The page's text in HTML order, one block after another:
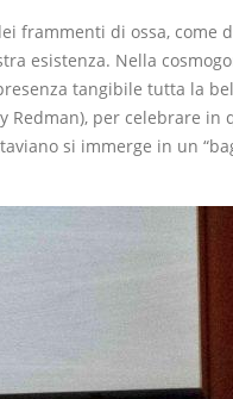
frammenti di ossa, come
esistenza. Nella
tangibile tutta la
per celebrare
si immerge in un